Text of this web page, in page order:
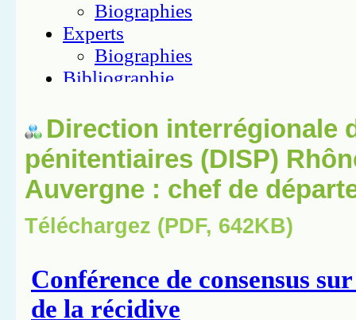
Direction interrégionale
pénitentiaires (DISP)
Auvergne : chef de
Téléchargez (PDF, 642KB)